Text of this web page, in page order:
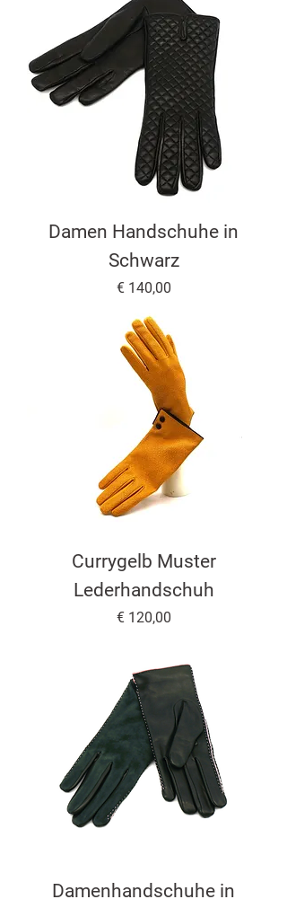
Damen Handschuhe in
Schwarz
Preis
€ 140,00
Currygelb Muster
Lederhandschuh
Preis
€ 120,00
Damenhandschuhe in